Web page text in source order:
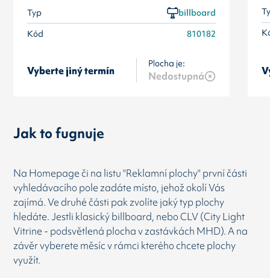
Typ
billboard
Kód
810182
Vyberte jiný termín
Plocha je:
Nedostupná
Jak to fugnuje
Na Homepage či na listu "Reklamní plochy" první části
vyhledávacího pole zadáte místo, jehož okolí Vás
zajímá. Ve druhé části pak zvolíte jaký typ plochy
hledáte. Jestli klasický billboard, nebo CLV (City Light
Vitrine - podsvětlená plocha v zastávkách MHD). A na
závěr vyberete měsíc v rámci kterého chcete plochy
využít.